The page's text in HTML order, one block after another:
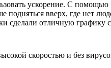
ускорение. С
подняться вверх, где нет
сделали отличную
скоростью и без